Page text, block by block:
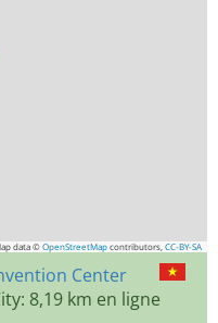
data ©OpenStreetMap contributors, CC-BY-SA
Center
8,19 km en ligne